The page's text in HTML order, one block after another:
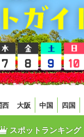
西 大阪 中国 四国
スポットランキング